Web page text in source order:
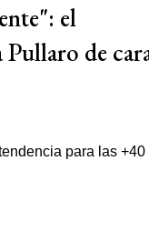
el
de